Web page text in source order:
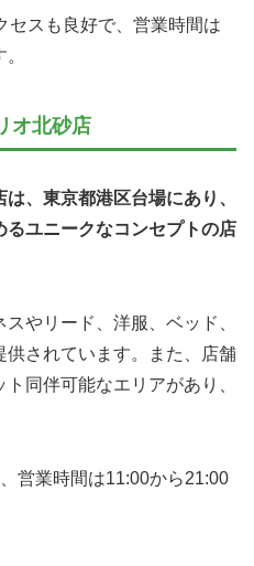
セスも良好で、営業時間は
オ北砂店
、東京都港区台場にあり、
ユニークなコンセプトの店
やリード、洋服、ベッド、
されています。また、店舗
同伴可能なエリアがあり、
営業時間は11:00から21:00